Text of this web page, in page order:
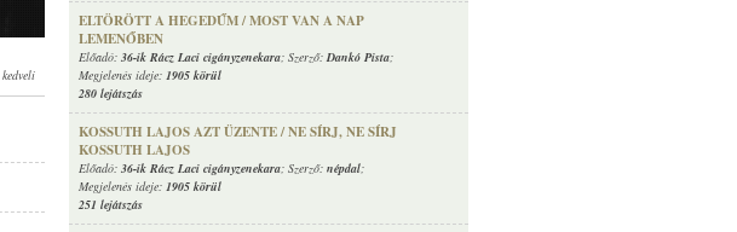
ELTÖRÖTT A HEGEDŰM / MOST VAN A NAP
LEMENŐBEN
Előadó: 36-ik Rácz Laci cigányzenekara; Szerző:Dankó Pista;
Megjelenés ideje: 1905 körül
280 lejátszás
KOSSUTH LAJOS AZT ÜZENTE / NE SÍRJ, NE SÍRJ
KOSSUTH LAJOS
Előadó: 36-ik Rácz Laci cigányzenekara; Szerző: népdal;
Megjelenés ideje: 1905 körül
251 lejátszás